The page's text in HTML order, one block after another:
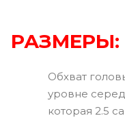
РАЗМЕРЫ:
Обхват
уровне
которая 2.5